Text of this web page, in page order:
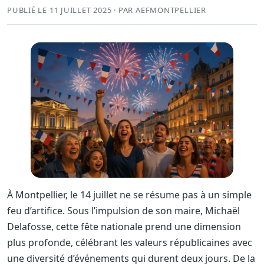
PUBLIÉ LE 11 JUILLET 2025 · PAR AEFMONTPELLIER
À Montpellier, le 14 juillet ne se résume pas à un simple
feu d’artifice. Sous l’impulsion de son maire, Michaël
Delafosse, cette fête nationale prend une dimension
plus profonde, célébrant les valeurs républicaines avec
une diversité d’événements qui durent deux jours. De la